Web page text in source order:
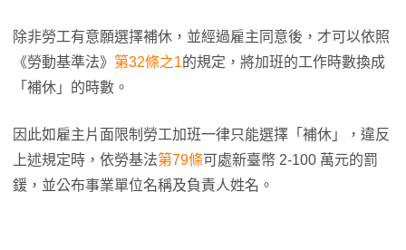
除非勞工有意願選擇補休，並經過雇主同意後，才可以依照
《勞動基準法》 第32條之1的規定，將加班的工作時數換成
「補休」的時數。
因此如雇主片面限制勞工加班一律只能選擇「補休」，違反
上述規定時，依勞基法第79條可處新臺幣 2-100 萬元的罰
鍰，並公布事業單位名稱及負責人姓名。